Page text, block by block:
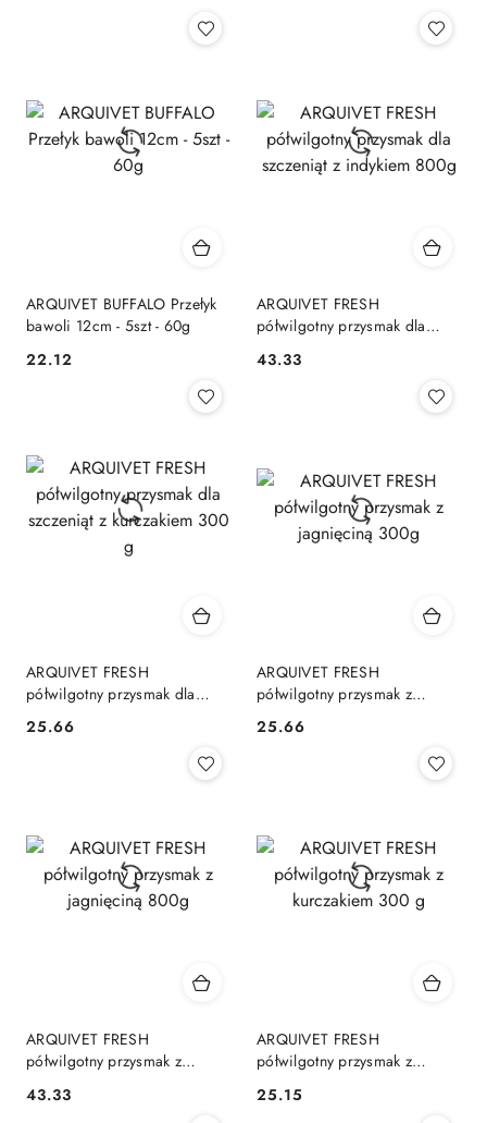
ARQUIVET BUFFALO Przełyk
bawoli 12cm - 5szt - 60g
Cena:
22.12
ARQUIVET FRESH
półwilgotny przysmak dla
Cena:
43.33
ARQUIVET FRESH
półwilgotny przysmak dla
Cena:
25.66
ARQUIVET FRESH
półwilgotny przysmak z
Cena:
25.66
ARQUIVET FRESH
półwilgotny przysmak z
Cena:
43.33
ARQUIVET FRESH
półwilgotny przysmak z
Cena:
25.15